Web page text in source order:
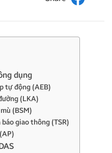
dụng
tự động (AEB)
(LKA)
(BSM)
giao thông (TSR)